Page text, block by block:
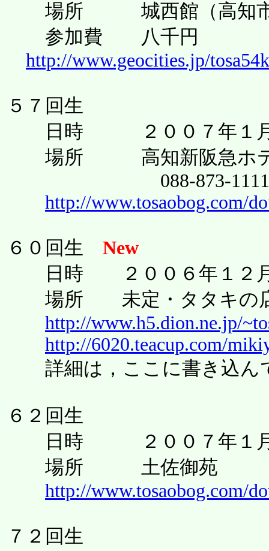
場所 城西館（高知市上
参加費 八千円
http://www.geocities.jp/
５７回生
日時 ２００７年１月
場所 高知新阪急ホテル
088-873-1111
http://www.tosaobog.com/
６０回生 New
日時 ２００６年１２月
場所 未定・タタキの店
http://www.h5.dion.ne.jp/
http://6020.teacup.com/
詳細は，ここに書き込ん
６２回生
日時 ２００７年１月２
場所 土佐御苑
http://www.tosaobog.com/
７２回生